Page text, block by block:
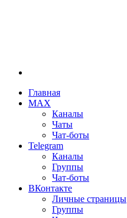
Главная
MAX
Каналы
Чаты
Чат-боты
Telegram
Каналы
Группы
Чат-боты
ВКонтакте
Личные страницы
Группы